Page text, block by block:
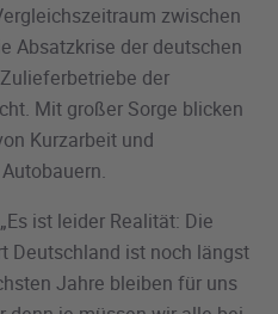
zwischen
Absatzkrise der deutschen
der
Mit großer Sorge blicken
Kurzarbeit und
ist leider Realität: Die
Deutschland ist noch längst
Jahre bleiben für uns